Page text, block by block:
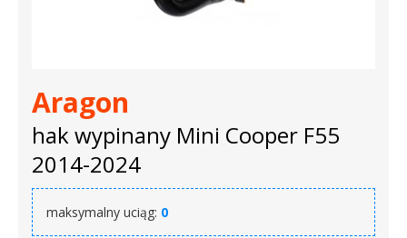
Aragon
hak wypinany Mini Cooper F55
2014-2024
maksymalny uciąg: 0